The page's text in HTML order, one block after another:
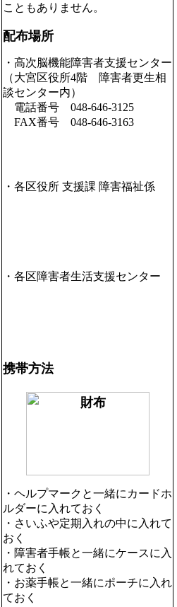
こともありません。
配布場所
・高次脳機能障害者支援センター
（大宮区役所4階 障害者更生相
談センター内）
電話番号 048-646-3125
FAX番号 048-646-3163
・各区役所 支援課 障害福祉係
・各区障害者生活支援センター
携帯方法
・ヘルプマークと一緒にカードホ
ルダーに入れておく
・さいふや定期入れの中に入れて
おく
・障害者手帳と一緒にケースに入
れておく
・お薬手帳と一緒にポーチに入れ
ておく